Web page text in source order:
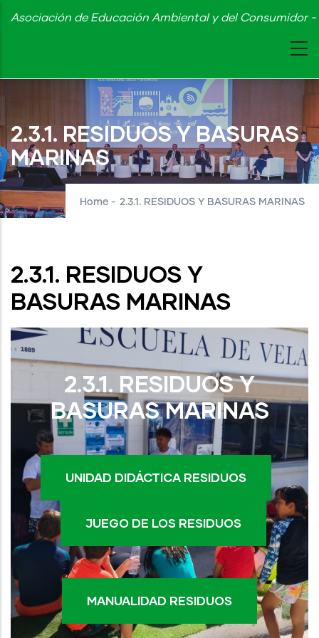
Skip
content
Asociación de Educación Ambiental y del Consumidor
2.3.1. RESIDUOS Y BASURAS
MARINAS
Home - 2.3.1. RESIDUOS Y BASURAS MARINAS
2.3.1. RESIDUOS Y
BASURAS MARINAS
2.3.1. RESIDUOS Y
BASURAS MARINAS
UNIDAD DIDÁCTICA RESIDUOS
JUEGO DE LOS RESIDUOS
MANUALIDAD RESIDUOS